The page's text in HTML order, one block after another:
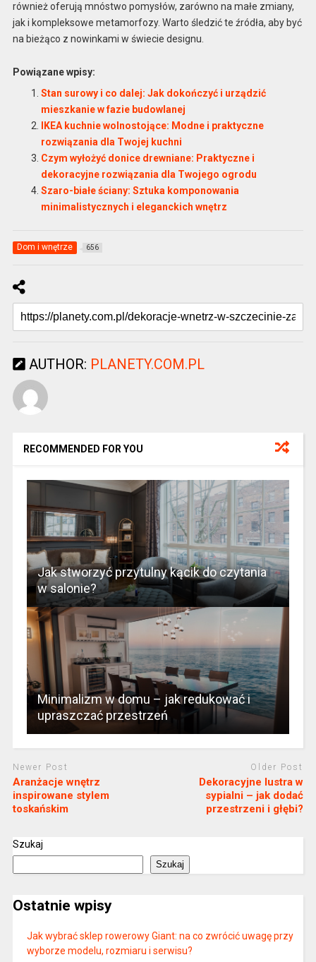
również oferują mnóstwo pomysłów, zarówno na małe zmiany,
jak i kompleksowe metamorfozy. Warto śledzić te źródła, aby być
na bieżąco z nowinkami w świecie designu.
Powiązane wpisy:
Stan surowy i co dalej: Jak dokończyć i urządzić
mieszkanie w fazie budowlanej
IKEA kuchnie wolnostojące: Modne i praktyczne
rozwiązania dla Twojej kuchni
Czym wyłożyć donice drewniane: Praktyczne i
dekoracyjne rozwiązania dla Twojego ogrodu
Szaro-białe ściany: Sztuka komponowania
minimalistycznych i eleganckich wnętrz
Dom i wnętrze 656
AUTHOR: PLANETY.COM.PL
RECOMMENDED FOR YOU
Jak stworzyć przytulny kącik do czytania
w salonie?
Minimalizm w domu – jak redukować i
upraszczać przestrzeń
Newer Post
Aranżacje wnętrz
inspirowane stylem
toskańskim
Older Post
Dekoracyjne lustra w
sypialni – jak dodać
przestrzeni i głębi?
Szukaj
Szukaj
Ostatnie wpisy
Jak wybrać sklep rowerowy Giant: na co zwrócić uwagę przy
wyborze modelu, rozmiaru i serwisu?